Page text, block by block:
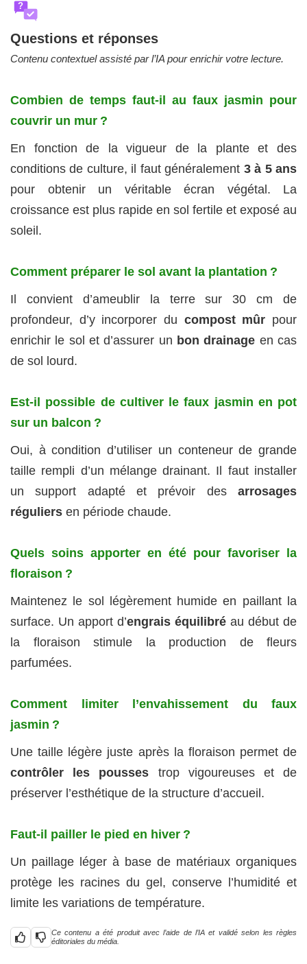
?
Questions et réponses
Contenu contextuel assisté par l’IA pour enrichir votre lecture.
Combien de temps faut-il au faux jasmin pour
couvrir un mur ?
En fonction de la vigueur de la plante et des
conditions de culture, il faut généralement 3 à 5 ans
pour obtenir un véritable écran végétal. La
croissance est plus rapide en sol fertile et exposé au
soleil.
Comment préparer le sol avant la plantation ?
Il convient d’ameublir la terre sur 30 cm de
profondeur, d’y incorporer du compost mûr pour
enrichir le sol et d’assurer un bon drainage en cas
de sol lourd.
Est-il possible de cultiver le faux jasmin en pot
sur un balcon ?
Oui, à condition d’utiliser un conteneur de grande
taille rempli d’un mélange drainant. Il faut installer
un support adapté et prévoir des arrosages
réguliers en période chaude.
Quels soins apporter en été pour favoriser la
floraison ?
Maintenez le sol légèrement humide en paillant la
surface. Un apport d’engrais équilibré au début de
la floraison stimule la production de fleurs
parfumées.
Comment limiter l’envahissement du faux
jasmin ?
Une taille légère juste après la floraison permet de
contrôler les pousses trop vigoureuses et de
préserver l’esthétique de la structure d’accueil.
Faut-il pailler le pied en hiver ?
Un paillage léger à base de matériaux organiques
protège les racines du gel, conserve l’humidité et
limite les variations de température.
Ce contenu a été produit avec l’aide de l’IA et validé selon les règles
éditoriales du média.